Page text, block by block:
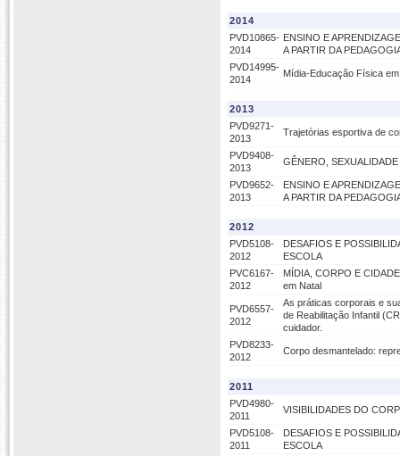
2014
PVD10865-
2014
ENSINO E
A PARTIR DA
PVD14995-
2014
Mídia-Educação Física
2013
PVD9271-
2013
Trajetórias esportiva de
PVD9408-
2013
GÊNERO,
PVD9652-
2013
ENSINO E
A PARTIR DA
2012
PVD5108-
2012
DESAFIOS E
ESCOLA
PVC6167-
2012
MÍDIA, CORPO E
em Natal
PVD6557-
2012
As práticas corporais e
de Reabilitação Infantil
cuidador.
PVD8233-
2012
Corpo desmantelado:
2011
PVD4980-
2011
VISIBILIDADES DO
PVD5108-
2011
DESAFIOS E
ESCOLA